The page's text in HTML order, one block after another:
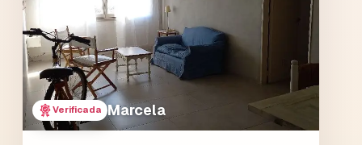
Verificada Marcela